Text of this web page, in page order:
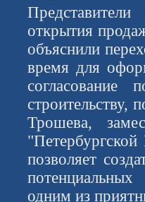
открытия
объяснили
время для
согласование
строительству,
Трошева,
позволяет
одним из